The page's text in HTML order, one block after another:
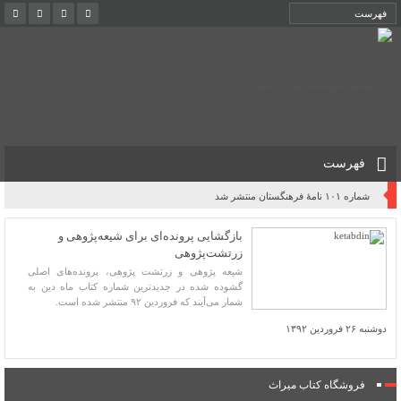
فهرست
شماره ۱۰۱ نامۀ فرهنگستان منتشر شد
بازگشایی پرونده‌ای برای شیعه‌پژوهی و
زرتشت‌پژوهی
شیعه ‌پژوهی و زرتشت‌ پژوهی، پرونده‌های اصلی
گشوده شده در جدیدترین شماره کتاب ماه دین به
شمار می‌آیند که فروردین ۹۲ منتشر شده است.
دوشنبه ۲۶ فروردین ۱۳۹۲
فروشگاه کتاب میراث